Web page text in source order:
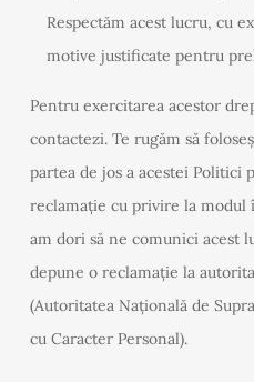
Respectăm acest lucru, cu
motive justificate pentru
Pentru exercitarea acestor
contactezi. Te rugăm să
partea de jos a acestei Politici
reclamație cu privire la modul
am dori să ne comunici acest
depune o reclamație la
(Autoritatea Națională de
cu Caracter Personal).